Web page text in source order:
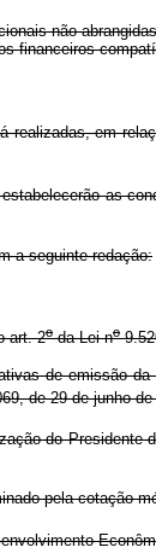
não
financeiros
em
as
a seguinte redação:
art. 2oda Lei no
de emissão
de 29 de junho de
do
pela cotação